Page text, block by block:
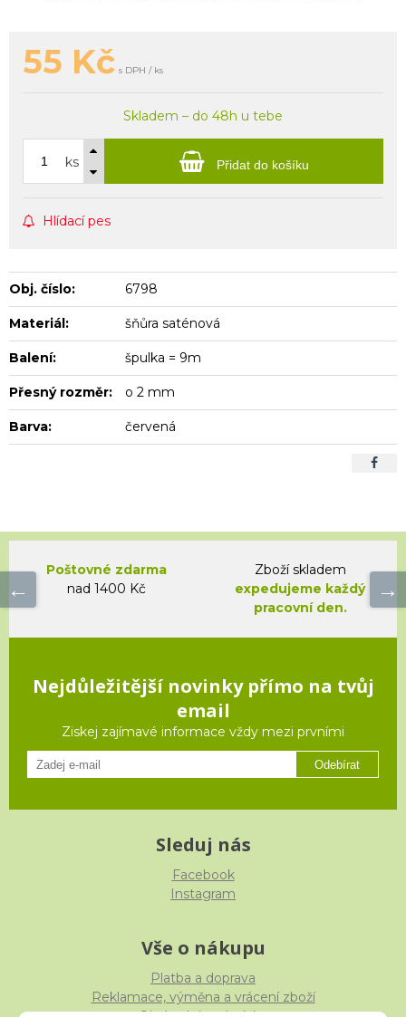
55 Kč s DPH / ks
Skladem – do 48h u tebe
ks Přidat do košíku
Hlídací pes
Obj. číslo: 6798
Materiál: šňůra saténová
Balení: špulka = 9m
Přesný rozměr: o 2 mm
Barva: červená
Poštovné zdarma
nad 1400 Kč
Zboží skladem
expedujeme každý
pracovní den.
Nejdůležitější novinky přímo na tvůj
email
Ziskej zajímavé informace vždy mezi prvními
Odebírat
Sleduj nás
Facebook
Instagram
Vše o nákupu
Platba a doprava
Reklamace, výměna a vrácení zboží